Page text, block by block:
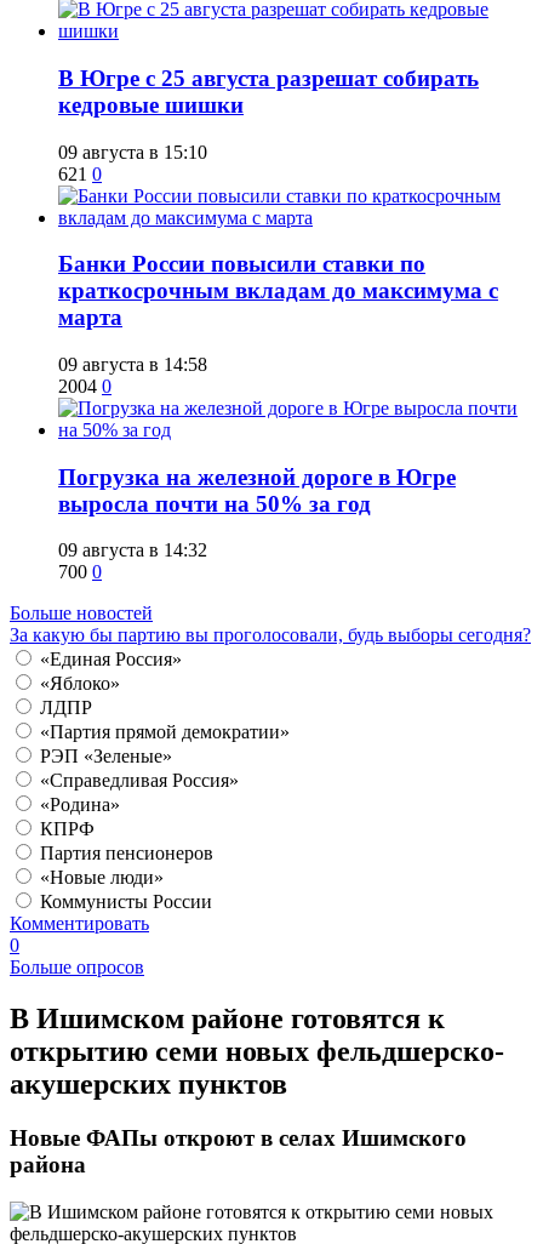
​В Югре с 25 августа разрешат собирать
кедровые шишки
09 августа в 15:10
621 0
​Банки России повысили ставки по
краткосрочным вкладам до максимума с
марта
09 августа в 14:58
2004 0
​Погрузка на железной дороге в Югре
выросла почти на 50% за год
09 августа в 14:32
700 0
Больше новостей
За какую бы партию вы проголосовали, будь выборы сегодня?
«Единая Россия»
«Яблоко»
ЛДПР
«Партия прямой демократии»
РЭП «Зеленые»
«Справедливая Россия»
«Родина»
КПРФ
Партия пенсионеров
«Новые люди»
Коммунисты России
Комментировать
0
Больше опросов
​В Ишимском районе готовятся к
открытию семи новых фельдшерско-
акушерских пунктов
Новые ФАПы откроют в селах Ишимского
района